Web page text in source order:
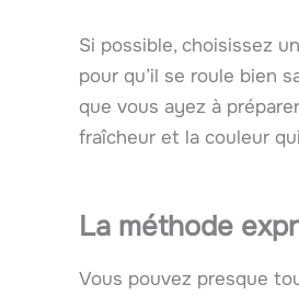
Si possible, choisissez un
pour qu’il se roule bien
que vous ayez à
fraîcheur et la couleur
La méthode
Vous pouvez presque